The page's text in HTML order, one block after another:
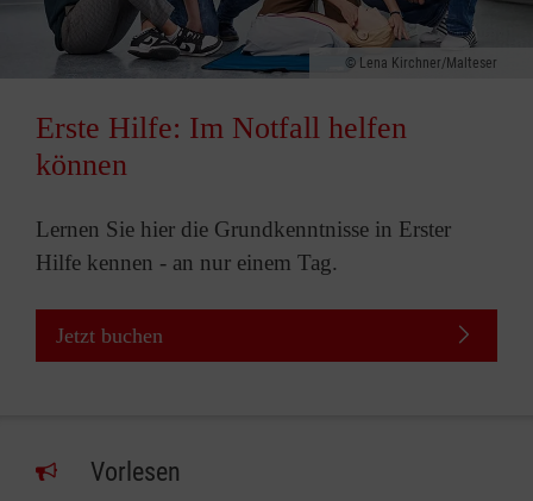
Lena Kirchner/Malteser
Erste Hilfe: Im Notfall helfen
können
Lernen Sie hier die Grundkenntnisse in Erster
Hilfe kennen - an nur einem Tag.
Jetzt buchen
Vorlesen